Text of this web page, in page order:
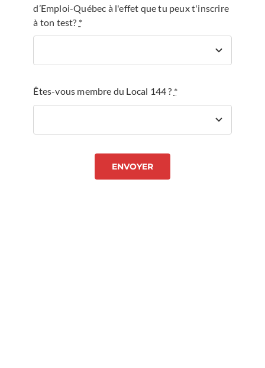
d’Emploi-Québec à l'effet que tu peux t'inscrire
à ton test? *
Êtes-vous membre du Local 144 ? *
ENVOYER